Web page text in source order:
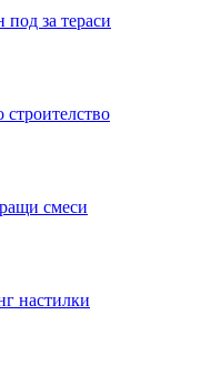
под за тераси
строителство
смеси
настилки